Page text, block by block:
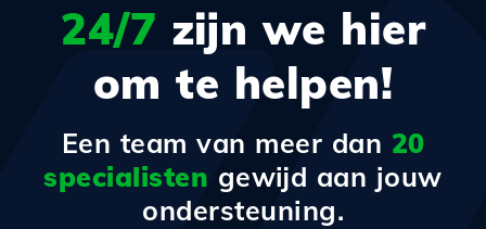
24/7 zijn we hier
om te helpen!
Een team van meer dan 20
specialisten gewijd aan jouw
ondersteuning.